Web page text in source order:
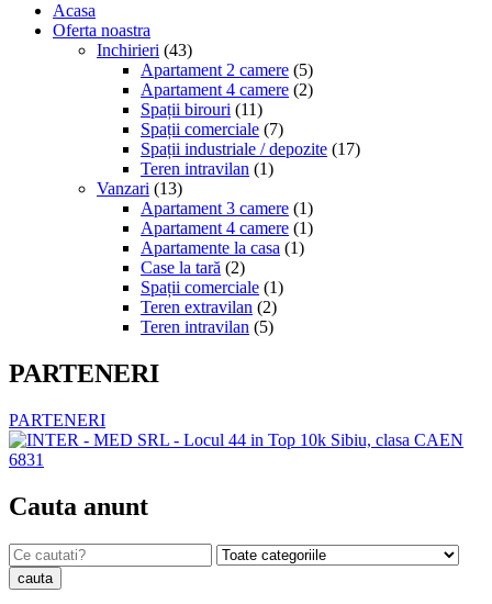
Acasa
Oferta noastra
Inchirieri (43)
Apartament 2 camere (5)
Apartament 4 camere (2)
Spații birouri (11)
Spații comerciale (7)
Spații industriale / depozite (17)
Teren intravilan (1)
Vanzari (13)
Apartament 3 camere (1)
Apartament 4 camere (1)
Apartamente la casa (1)
Case la tară (2)
Spații comerciale (1)
Teren extravilan (2)
Teren intravilan (5)
PARTENERI
PARTENERI
Cauta anunt